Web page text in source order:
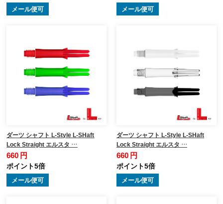
メール便可 メール便可
ダーツ シャフト L-Style L-SHaft
Lock Straight エルスタ …
660 円
ポイント5倍
メール便可
ダーツ シャフト L-Style L-SHaft
Lock Straight エルスタ …
660 円
ポイント5倍
メール便可